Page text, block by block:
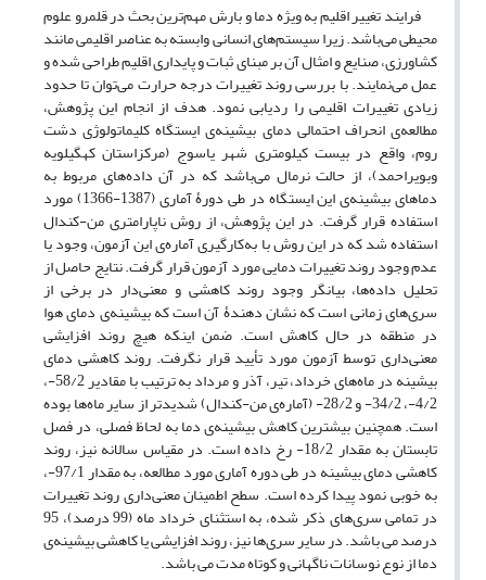
فرایند تغییر اقلیم به ویژه دما و بارش مهم‌ترین بحث در قلمرو علوم
محیطی می‌باشد. زیرا سیستم‌های انسانی وابسته به عناصر اقلیمی مانند
کشاورزی، صنایع و امثال آن بر مبنای ثبات و پایداری اقلیم طراحی شده و
عمل می‌نمایند. با بررسی روند تغییرات درجه حرارت می‌توان تا حدود
زیادی تغییرات اقلیمی را ردیابی نمود. هدف از انجام این پژوهش،
مطالعه‌ی انحراف احتمالی دمای بیشینه‌ی ایستگاه کلیماتولوژی دشت
روم، واقع در بیست کیلومتری شهر یاسوج (مرکزاستان کهگیلویه
وبویراحمد)، از حالت نرمال می‌باشد که در آن داده‌های مربوط به
دماهای بیشینه‌ی این ایستگاه در طی دورۀ آماری (1387-1366) مورد
استفاده قرار گرفت. در این پژوهش، از روش ناپارامتری من-کندال
استفاده شد که در این روش با به‌کارگیری آماره‌ی این آزمون، وجود یا
عدم وجود روند تغییرات دمایی مورد آزمون قرار گرفت. نتایج حاصل از
تحلیل داده‌ها، بیانگر وجود روند کاهشی و معنی‌دار در برخی از
سری‌های زمانی است که نشان دهندۀ آن است که بیشینه‌ی دمای هوا
در منطقه در حال کاهش است. ضمن اینکه هیچ روند افزایشی
معنی‌داری توسط آزمون مورد تأیید قرار نگرفت. روند کاهشی دمای
بیشینه در ماه‌های خرداد، تیر، آذر و مرداد به ترتیب با مقادیر 58/2-،
4/2-، 34/2- و 28/2- (آماره‌ی من-کندال) شدیدتر از سایر ماه‌ها بوده
است. همچنین بیشترین کاهش بیشینه‌ی دما به لحاظ فصلی، در فصل
تابستان به مقدار 18/2- رخ داده است. در مقیاس سالانه نیز، روند
کاهشی دمای بیشینه در طی دوره آماری مورد مطالعه، به مقدار 97/1-،
به خوبی نمود پیدا کرده است. سطح اطمینان معنی‌داری روند تغییرات
در تمامی سری‌های ذکر شده، به استثنای خرداد ماه (99 درصد)، 95
درصد می باشد. در سایر سری‌ها نیز، روند افزایشی یا کاهشی بیشینه‌ی
دما از نوع نوسانات ناگهانی و کوتاه مدت می باشد.